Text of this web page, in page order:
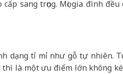
sang trọng. Mọi gia đình đều
dạng tỉ mỉ như gỗ tự nhiên.
thì là một ưu điểm lớn không